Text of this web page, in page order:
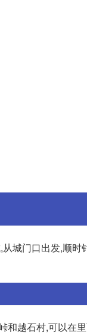
城门口出发,顺时
和越石村,可以在